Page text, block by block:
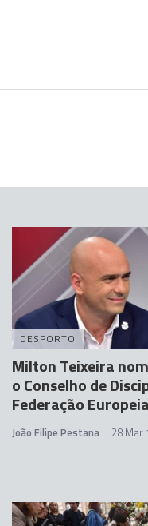
DESPORTO
Milton Teixeira
o Conselho de
Federação
João Filipe Pestana 28 Mar